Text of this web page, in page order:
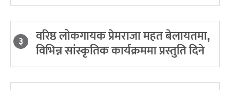
३ वरिष्ठ लोकगायक प्रेमराजा महत बेलायतमा,
विभिन्न सांस्कृतिक कार्यक्रममा प्रस्तुति दिने